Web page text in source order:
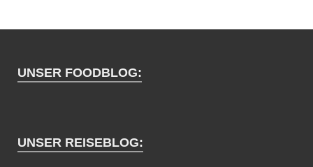
UNSER FOODBLOG:
UNSER REISEBLOG: